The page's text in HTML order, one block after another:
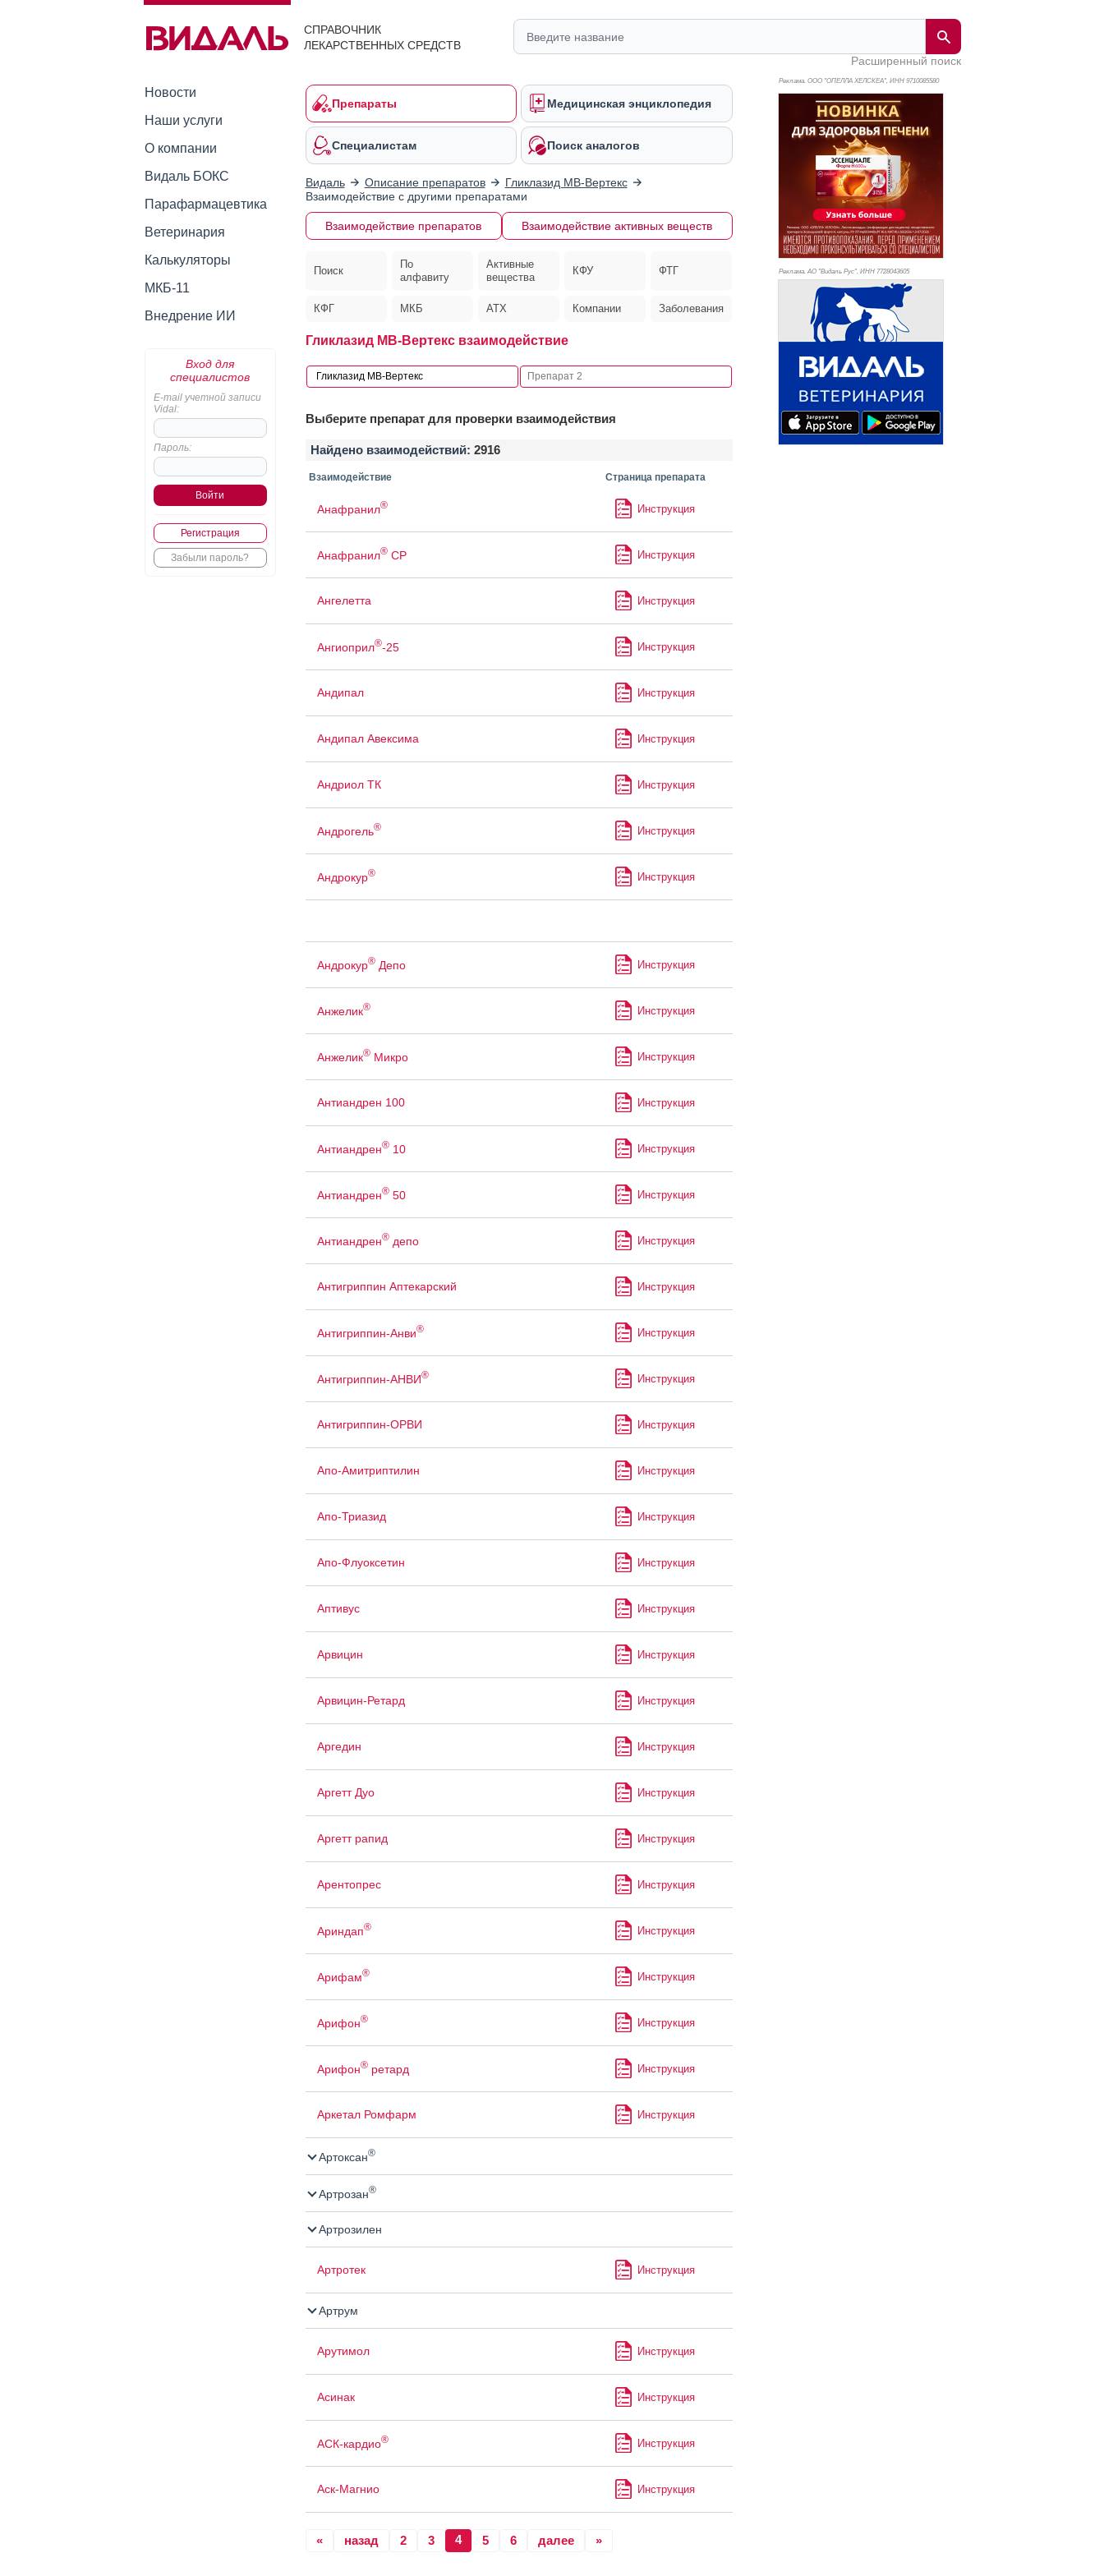
СПРАВОЧНИК
ЛЕКАРСТВЕННЫХ СРЕДСТВ
Расширенный поиск
Новости
Наши услуги
О компании
Видаль БОКС
Парафармацевтика
Ветеринария
Калькуляторы
МКБ-11
Внедрение ИИ
Вход для
специалистов
E-mail учетной записи
Vidal:
Пароль:
Регистрация
Забыли пароль?
Препараты Медицинская энциклопедия
Специалистам Поиск аналогов
Видаль Описание препаратов
Гликлазид МВ-Вертекс
Взаимодействие с другими препаратами
Взаимодействие препаратов Взаимодействие активных веществ
Поиск
По
алфавиту
Активные
вещества
КФУ ФТГ
КФГ МКБ АТХ Компании Заболевания
Гликлазид МВ-Вертекс взаимодействие
Выберите препарат для проверки взаимодействия
Найдено взаимодействий: 2916
Взаимодействие Страница препарата
Анафранил® Инструкция
Анафранил®СР Инструкция
Ангелетта Инструкция
Ангиоприл®-25 Инструкция
Андипал Инструкция
Андипал Авексима Инструкция
Андриол ТК Инструкция
Андрогель® Инструкция
Андрокур® Инструкция
Андрокур®Депо Инструкция
Анжелик® Инструкция
Анжелик®Микро Инструкция
Антиандрен 100 Инструкция
Антиандрен®10 Инструкция
Антиандрен®50 Инструкция
Антиандрен®депо Инструкция
Антигриппин Аптекарский Инструкция
Антигриппин-Анви® Инструкция
Антигриппин-АНВИ® Инструкция
Антигриппин-ОРВИ Инструкция
Апо-Амитриптилин Инструкция
Апо-Триазид Инструкция
Апо-Флуоксетин Инструкция
Аптивус Инструкция
Арвицин Инструкция
Арвицин-Ретард Инструкция
Аргедин Инструкция
Аргетт Дуо Инструкция
Аргетт рапид Инструкция
Арентопрес Инструкция
Ариндап® Инструкция
Арифам® Инструкция
Арифон® Инструкция
Арифон®ретард Инструкция
Аркетал Ромфарм Инструкция
Артоксан®
Артрозан®
Артрозилен
Артротек Инструкция
Артрум
Арутимол Инструкция
Асинак Инструкция
АСК-кардио® Инструкция
Аск-Магнио Инструкция
« назад 2 3 4 5 6 далее »
Реклама. ООО "ОПЕЛЛА ХЕЛСКЕА", ИНН 9710085580
Реклама. АО "Видаль Рус", ИНН 7728043605